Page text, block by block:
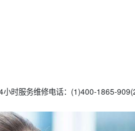
时服务维修电话：(1)400-1865-